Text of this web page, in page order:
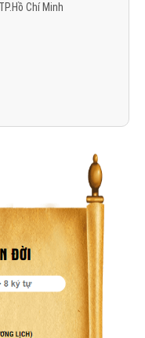
Chí Minh